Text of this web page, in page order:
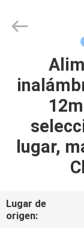
HOGAR
LOS
VÍDEOS
SOBRE
NOSOTROS
CHARMHIGH
TECHNOLOGY
lugar,
Lugar de
origen: